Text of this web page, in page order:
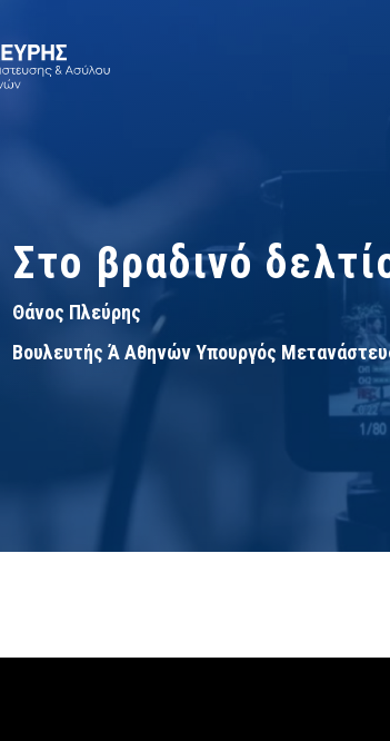
Στο βραδινό
Θάνος Πλεύρης
Βουλευτής Ά Αθηνών Υπουργός